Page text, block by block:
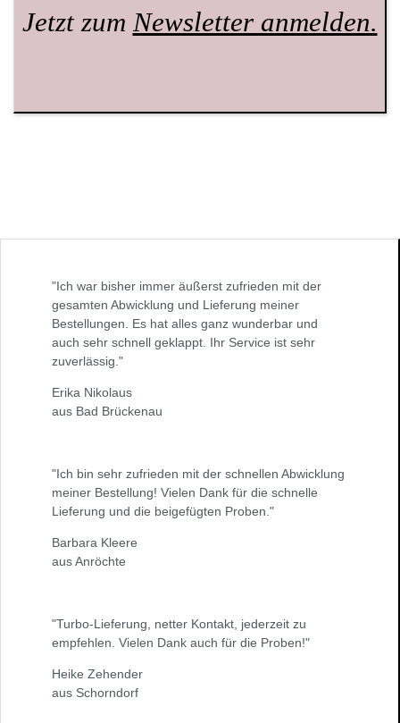
Jetzt zumNewsletter anmelden.
"Ich war bisher immer äußerst zufrieden mit der
gesamten Abwicklung und Lieferung meiner
Bestellungen. Es hat alles ganz wunderbar und
auch sehr schnell geklappt. Ihr Service ist sehr
zuverlässig."
Erika Nikolaus
aus Bad Brückenau
"Ich bin sehr zufrieden mit der schnellen Abwicklung
meiner Bestellung! Vielen Dank für die schnelle
Lieferung und die beigefügten Proben."
Barbara Kleere
aus Anröchte
"Turbo-Lieferung, netter Kontakt, jederzeit zu
empfehlen. Vielen Dank auch für die Proben!"
Heike Zehender
aus Schorndorf